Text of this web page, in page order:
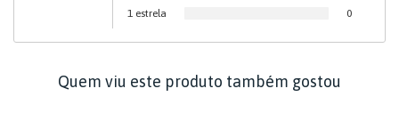
1 estrela
0
Quem viu este produto também gostou